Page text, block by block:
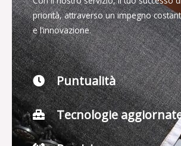
priorità, attraverso un impegno
e l’innovazione.
Puntualità
Tecnologie